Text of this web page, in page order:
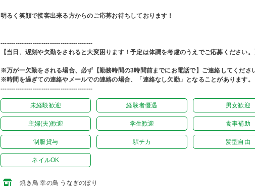
明るく笑顔で接客出来る方からのご応募お待ちしております！
-------------------------------------------
【当日、遅刻や欠勤をされると大変困ります！予定は体調を考慮のうえでご応募ください
※万が一欠勤をされる場合、必ず【勤務時間の3時間前までにお電話で】ご連絡してくださ
※時間を過ぎての連絡やメールでの連絡の場合、「連絡なし欠勤」となることがあります。
-------------------------------------------
未経験歓迎 経験者優遇 男女歓迎
主婦(夫)歓迎 学生歓迎 食事補助
制服貸与 駅チカ 髪型自由
ネイルOK
焼き鳥 幸の鳥 うなぎのぼり